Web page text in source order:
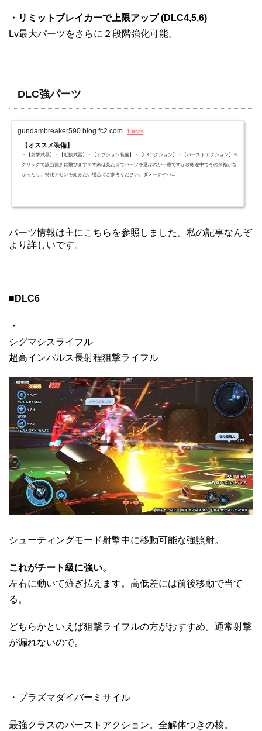
・リミットブレイカーで上限アップ (DLC4,5,6)
Lv最大パーツをさらに２段階強化可能。
DLC強パーツ
gundambreaker590.blog.fc2.com 1 user
【オススメ装備】
・【射撃武器】・【近接武器】・【オプション装備】・【EXアクション】・【バーストアクション】※
クリックで該当箇所に飛びます※本来は見た目でパーツを選ぶのが一番ですが攻略途中でその余裕がな
かったり、特化アセンを組みたい場合にご参考ください。ダメージやパ...
パーツ情報は主にこちらを参照しました。私の記事なんぞ
より詳しいです。
■DLC6
・
シグマシスライフル
超高インパルス長射程狙撃ライフル
シューティングモード射撃中に移動可能な強照射。
これがチート級に強い。
左右に動いて薙ぎ払えます。高低差には前後移動で当て
る。
どちらかといえば狙撃ライフルの方がおすすめ。通常射撃
が漏れないので。
・プラズマダイバーミサイル
最強クラスのバーストアクション。全解体つきの核。